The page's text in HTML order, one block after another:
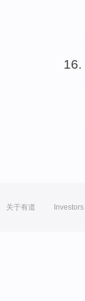
关于有道 Investors